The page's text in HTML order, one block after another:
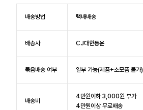
배송방법 택배배송
배송사 CJ대한통운
묶음배송 여부 일부 가능(제품+소모품 불가)
배송비
4만원이하 3,000원 부가
4만원이상 무료배송